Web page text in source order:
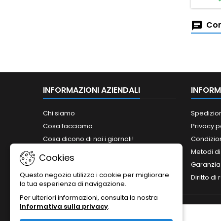
INFORMAZIONI AZIENDALI
Chi siamo
Cosa facciamo
Cosa dicono di noi i giornali!
Contattaci
Privacy
Metodi
Garanzia
Diritto di
Cookies
Questo negozio utilizza i cookie per migliorare
la tua esperienza di navigazione.
Per ulteriori informazioni, consulta la nostra
Informativa sulla privacy.